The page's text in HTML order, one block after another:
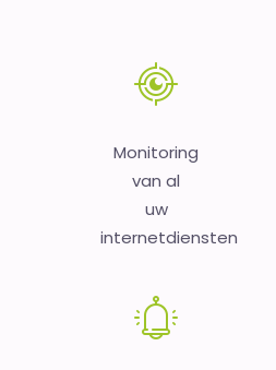
Monitoring
van al
uw
internetdiensten